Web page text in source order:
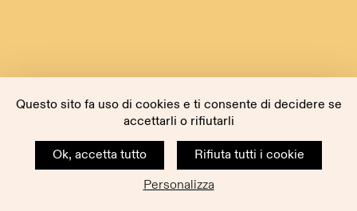
Questo sito fa uso di cookies e ti consente di decidere se
accettarli o rifiutarli
Ok, accetta tutto
Rifiuta tutti i cookie
Personalizza